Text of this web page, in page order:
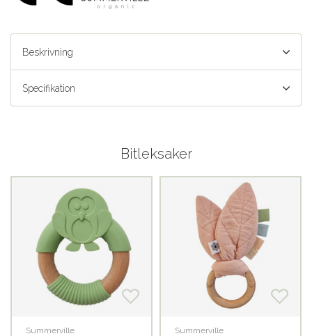
Beskrivning
Specifikation
Bitleksaker
Summerville Summerville